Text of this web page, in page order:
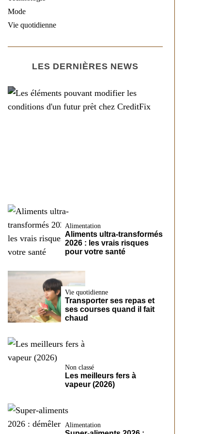
Mode
Vie quotidienne
LES DERNIÈRES NEWS
Société
Alimentation
Aliments ultra-transformés
2026 : les vrais risques
pour votre santé
Vie quotidienne
Transporter ses repas et
ses courses quand il fait
chaud
Non classé
Les meilleurs fers à
vapeur (2026)
Alimentation